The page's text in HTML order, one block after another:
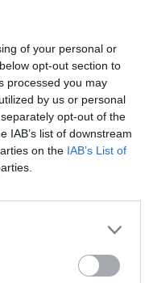
of your personal or
opt-out section to
processed you may
by us or personal
opt-out of the
IAB’s list of downstream
on the IAB’s List of